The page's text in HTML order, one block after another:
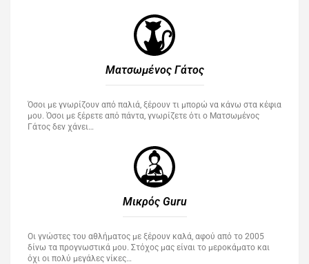
Ματσωμένος Γάτος​
Όσοι με γνωρίζουν από παλιά, ξέρουν τι μπορώ να κάνω στα κέφια
μου. Όσοι με ξέρετε από πάντα, γνωρίζετε ότι ο Ματσωμένος
Γάτος δεν χάνει…
Μικρός Guru​
Οι γνώστες του αθλήματος με ξέρουν καλά, αφού από το 2005
δίνω τα προγνωστικά μου. Στόχος μας είναι το μεροκάματο και
όχι οι πολύ μεγάλες νίκες…